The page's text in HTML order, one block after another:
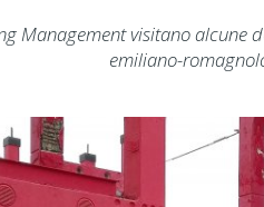
Management visitano
emiliano-